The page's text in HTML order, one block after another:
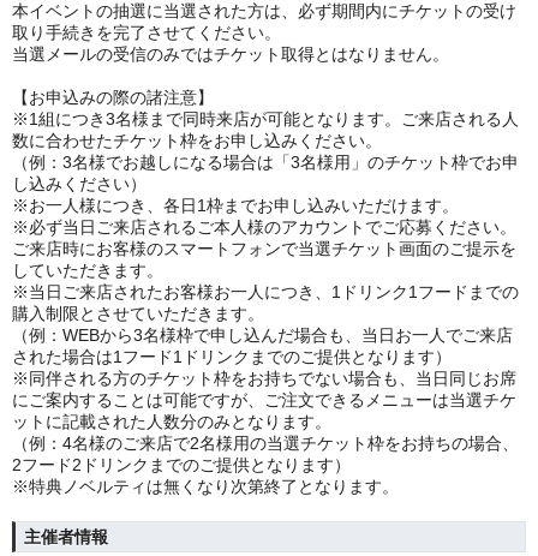
本イベントの抽選に当選された方は、必ず期間内にチケットの受け
取り手続きを完了させてください。
当選メールの受信のみではチケット取得とはなりません。
【お申込みの際の諸注意】
※1組につき3名様まで同時来店が可能となります。ご来店される人
数に合わせたチケット枠をお申し込みください。
（例：3名様でお越しになる場合は「3名様用」のチケット枠でお申
し込みください）
※お一人様につき、各日1枠までお申し込みいただけます。
※必ず当日ご来店されるご本人様のアカウントでご応募ください。
ご来店時にお客様のスマートフォンで当選チケット画面のご提示を
していただきます。
※当日ご来店されたお客様お一人につき、1ドリンク1フードまでの
購入制限とさせていただきます。
（例：WEBから3名様枠で申し込んだ場合も、当日お一人でご来店
された場合は1フード1ドリンクまでのご提供となります）
※同伴される方のチケット枠をお持ちでない場合も、当日同じお席
にご案内することは可能ですが、ご注文できるメニューは当選チケ
ットに記載された人数分のみとなります。
（例：4名様のご来店で2名様用の当選チケット枠をお持ちの場合、
2フード2ドリンクまでのご提供となります）
※特典ノベルティは無くなり次第終了となります。
主催者情報